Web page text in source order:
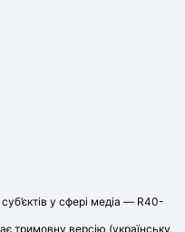
у сфері медіа — R40-
тримовну версію (українську,